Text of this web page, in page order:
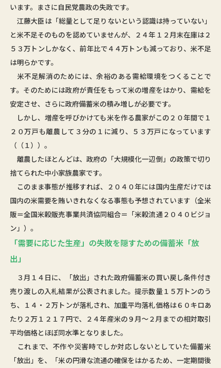
います。まさに自民党農政の失政です。
江藤大臣は「総量として足りないという認識は持っていない」
と米不足そのものを認めていませんが、２４年１２月末在庫は２
５３万トンしかなく、前年比で４４万トンも減っており、米不足
は明らかです。
米不足解消のためには、余裕のある需給環境をつくることで
す。そのためには政府が責任をもって米の増産をはかり、需給を
安定させ、さらに政府備蓄米の積み増しが必要です。
しかし、増産を呼びかけても米を作る農家がこの２０年間で１
２０万戸も離農して３分の１に減り、５３万戸になっています
（（１））。
離農したほとんどは、政府の「大規模化一辺倒」の政策で切り
捨てられた中小家族農家です。
このまま事態が推移すれば、２０４０年には国内生産だけでは
国内の米需要を賄いきれなくなる事態も予想されています（全米
販＝全国米穀販売事業共済協同組合＝「米穀流通２０４０ビジョ
ン」）。
「需要に応じた生産」の失敗を隠すための備蓄米「放
出」
３月１４日に、「放出」された政府備蓄米の買い戻し条件付き
売り渡しの入札結果が公表されました。提示数量１５万トンのう
ち、１４・２万トンが落札され、加重平均落札価格は６０キロあ
たり２万１２１７円で、２４年産米の９月～２月までの相対取引
平均価格とほぼ同水準となりました。
これまで、不作や災害時でしか対応しないとしていた備蓄米
「放出」を、「米の円滑な流通の確保をはかるため、一定期間後